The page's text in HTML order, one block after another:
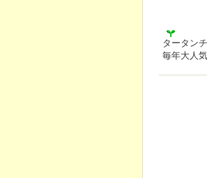
タータン
毎年大人